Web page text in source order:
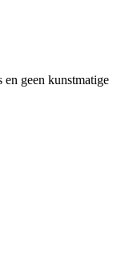
geen kunstmatige